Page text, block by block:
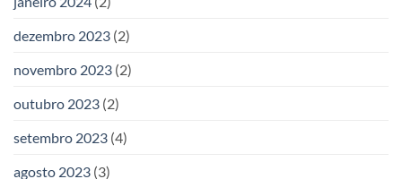
dezembro 2023 (2)
novembro 2023 (2)
outubro 2023 (2)
setembro 2023 (4)
agosto 2023 (3)